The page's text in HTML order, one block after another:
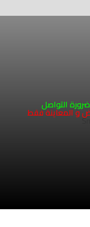
التواصل
و المعاينة فقط